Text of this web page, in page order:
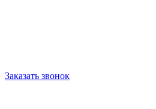
Заказать звонок